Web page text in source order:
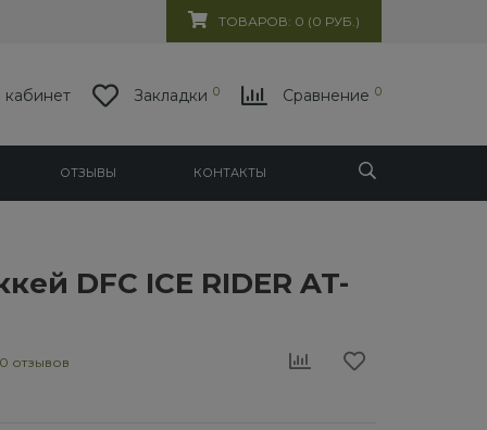
ТОВАРОВ: 0 (0 РУБ.)
Закладки 0 Сравнение 0
ОТЗЫВЫ КОНТАКТЫ
DFC ICE RIDER AT-
0 отзывов